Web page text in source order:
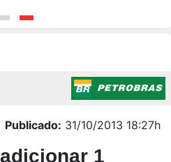
Publicado: 31/10/2013 18:27h
1